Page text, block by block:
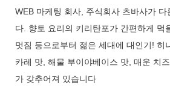
WEB 마케팅 회사, 주식회사 츠바사가 다
다. 향토 요리의 키리탄포가 간편하게 먹
멋짐 등으로부터 젊은 세대에 대인기! 히
카레 맛, 해물 부이야베이스 맛, 매운 치
가 갖추어져 있습니다